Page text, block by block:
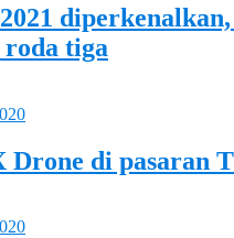
roda tiga
Drone di pasaran